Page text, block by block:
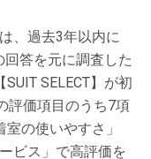
、過去3年以内に
答を元に調査した
SELECT】が初
評価項目のうち7項
の使いやすさ」
ビス」で高評価を